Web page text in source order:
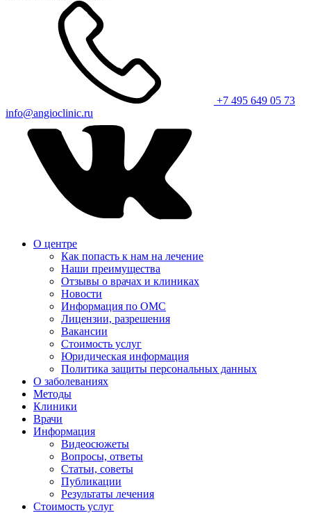
+7 495 649 05 73
info@angioclinic.ru
О центре
Как попасть к нам на лечение
Наши преимущества
Отзывы о врачах и клиниках
Новости
Информация по ОМС
Лицензии, разрешения
Вакансии
Стоимость услуг
Юридическая информация
Политика защиты персональных данных
О заболеваниях
Методы
Клиники
Врачи
Информация
Видеосюжеты
Вопросы, ответы
Статьи, советы
Публикации
Результаты лечения
Стоимость услуг